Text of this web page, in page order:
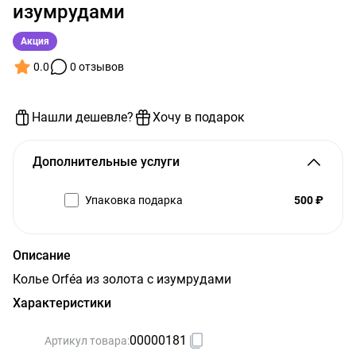
изумрудами
Акция
0.0 0 отзывов
Нашли дешевле? Хочу в подарок
Дополнительные услуги
Упаковка подарка 500 ₽
Описание
Колье Orféa из золота с изумрудами
Характеристики
Артикул товара:00000181